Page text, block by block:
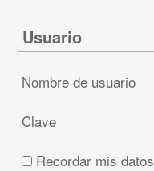
Usuario
Nombre de usuario
Clave
Recordar mis datos